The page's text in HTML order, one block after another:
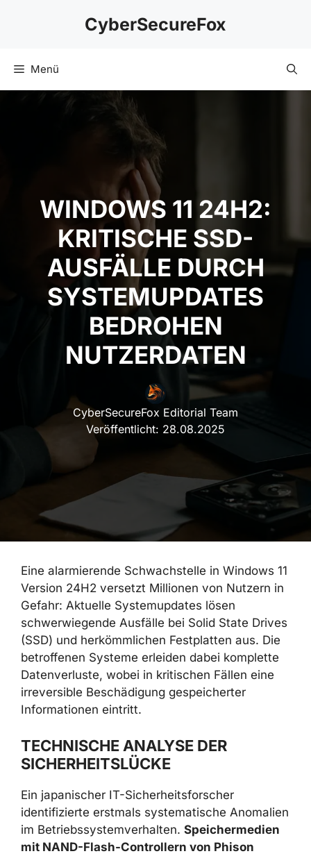
CyberSecureFox
Menü
WINDOWS 11 24H2:
KRITISCHE SSD-
AUSFÄLLE DURCH
SYSTEMUPDATES
BEDROHEN
NUTZERDATEN
CyberSecureFox Editorial Team
Veröffentlicht: 28.08.2025
Eine alarmierende Schwachstelle in Windows 11
Version 24H2 versetzt Millionen von Nutzern in
Gefahr: Aktuelle Systemupdates lösen
schwerwiegende Ausfälle bei Solid State Drives
(SSD) und herkömmlichen Festplatten aus. Die
betroffenen Systeme erleiden dabei komplette
Datenverluste, wobei in kritischen Fällen eine
irreversible Beschädigung gespeicherter
Informationen eintritt.
TECHNISCHE ANALYSE DER
SICHERHEITSLÜCKE
Ein japanischer IT-Sicherheitsforscher
identifizierte erstmals systematische Anomalien
im Betriebssystemverhalten. Speichermedien
mit NAND-Flash-Controllern von Phison